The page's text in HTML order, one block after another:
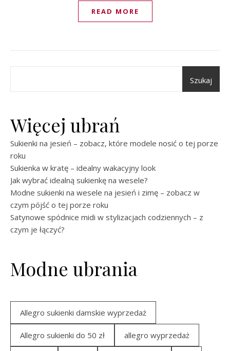
READ MORE
Szukaj
Więcej ubrań
Sukienki na jesień – zobacz, które modele nosić o tej porze
roku
Sukienka w kratę – idealny wakacyjny look
Jak wybrać idealną sukienkę na wesele?
Modne sukienki na wesele na jesień i zimę – zobacz w
czym pójść o tej porze roku
Satynowe spódnice midi w stylizacjach codziennych – z
czym je łączyć?
Modne ubrania
Allegro sukienki damskie wyprzedaż
Allegro sukienki do 50 zł allegro wyprzedaż